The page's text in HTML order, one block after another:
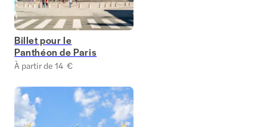
Billet pour le
Panthéon de Paris
À partir de 14 €